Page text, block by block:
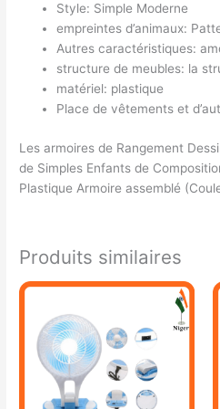
Style: Simple Moderne
empreintes d’animaux:
Autres caractéristiques:
structure de meubles: la
matériel: plastique
Place de vêtements et
Les armoires de Rangement
de Simples Enfants de
Plastique Armoire assemblé
Produits similaires